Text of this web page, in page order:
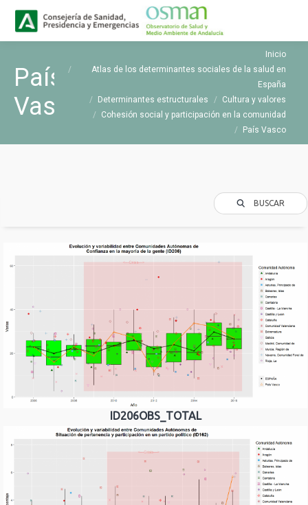
País
Vasco
Inicio
Atlas de los determinantes sociales de la salud en
España
Determinantes estructurales
Cultura y valores
Cohesión social y participación en la comunidad
País Vasco
BUSCAR
ID206OBS_TOTAL